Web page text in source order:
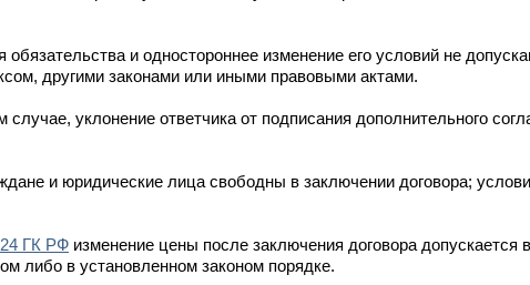
обязательства и одностороннее изменение его условий не
другими законами или иными правовыми актами.
уклонение ответчика от подписания дополнительного
и юридические лица свободны в заключении договора;
ГК РФ изменение цены после заключения договора допускается
либо в установленном законом порядке.